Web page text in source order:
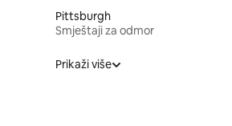
Pittsburgh
Smještaji za odmor
Prikaži više